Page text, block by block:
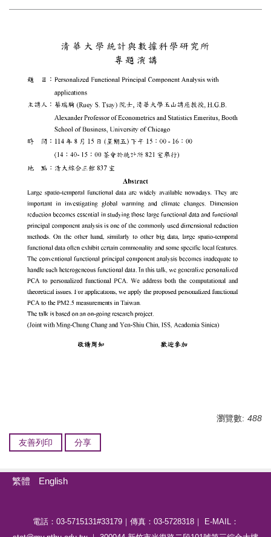
瀏覽數: 488
友善列印 分享
繁體 English
電話：03-5715131#33179｜傳真：03-5728318｜ E-MAIL：